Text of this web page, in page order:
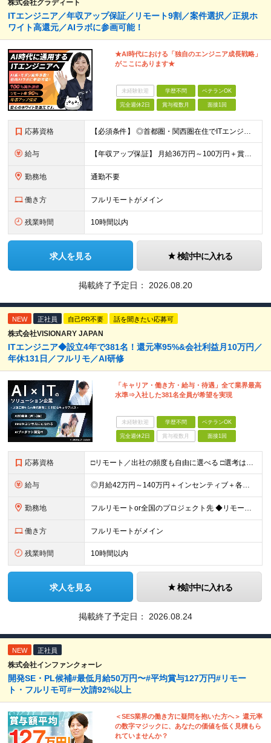
株式会社グラディート
ITエンジニア／年収アップ保証／リモート9割／案件選択／正規ホ
ワイト高還元／AIラボに参画可能！
★AI時代における「独自のエンジニア成⻑戦略」
がここにあります★
未経験歓迎 学歴不問 ベテランOK
完全週休2日 賞与複数月 面接1回
応募資格 【必須条件】 ◎首都圏・関西圏在住でITエンジニアとしての実務経験が3年以上ある⽅（開発・インフラいずれも歓迎） →首都圏（東京、神奈川、千葉、埼玉）、関西圏（大阪、兵庫、京都）在住のITエンジニア採
給与 【年収アップ保証】 月給36万円～100万円＋賞与（年3回）＋諸手当 ◆想定年収432万円〜1200万円(経験・スキルを考慮し決定) ※年収アップ保証付帯 ◆基本給には⽉20時間分の固定残業代(31,
勤務地 通勤不要
働き方 フルリモートがメイン
残業時間 10時間以内
求人を見る 検討中に入れる
掲載終了予定日： 2026.08.20
NEW 正社員 自己PR不要 話を聞きたい応募可
株式会社VISIONARY JAPAN
ITエンジニア◆設立4年で381名！還元率95%&会社利益月10万円／
年休131日／フルリモ／AI研修
「キャリア・働き方・給与・待遇」全て業界最高
水準⇒入社した381名全員が希望を実現
未経験歓迎 学歴不問 ベテランOK
完全週休2日 賞与複数月 面接1回
応募資格 □リモート／出社の頻度も自由に選べる □選考は役員とWeb面談1回のみ □学歴不問／第二新卒歓迎／ブランクOK 【応募条件】 ◎ITエンジニアの実務経験1年以上をお持ちの方 └言語・業界・ジャンル不
給与 ◎月給42万円～140万円＋インセンティブ＋各種手当 ・エンジニア平均年収640万円 ・入社したエンジニア全員年収UP！平均180万円UP！ ・還元率80~95%！平均還元率86.9% ・単価連動型⇒
勤務地 フルリモートor全国のプロジェクト先 ◆リモート実施率93%（リモート／出社の頻度も自分で選べる） ◆UIターン歓迎！転勤なし ※(変更の範囲)上記を除く当社関連勤務地 ＼独立した評価機関による評価
働き方 フルリモートがメイン
残業時間 10時間以内
求人を見る 検討中に入れる
掲載終了予定日： 2026.08.24
NEW 正社員
株式会社インファンクォーレ
開発SE・PL候補#最低月給50万円〜#平均賞与127万円#リモー
ト・フルリモ可#一次請92%以上
＜SES業界の働き方に疑問を抱いた方へ＞ 還元率
の数字マジックに、あなたの価値を低く見積もら
れていませんか？